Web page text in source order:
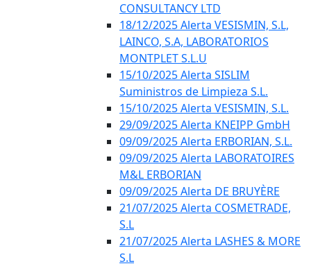
CONSULTANCY LTD
18/12/2025 Alerta VESISMIN, S.L,
LAINCO, S.A, LABORATORIOS
MONTPLET S.L.U
15/10/2025 Alerta SISLIM
Suministros de Limpieza S.L.
15/10/2025 Alerta VESISMIN, S.L.
29/09/2025 Alerta KNEIPP GmbH
09/09/2025 Alerta ERBORIAN, S.L.
09/09/2025 Alerta LABORATOIRES
M&L ERBORIAN
09/09/2025 Alerta DE BRUYÈRE
21/07/2025 Alerta COSMETRADE,
S.L
21/07/2025 Alerta LASHES & MORE
S.L